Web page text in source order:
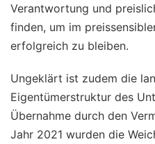
Verantwortung und
finden, um im
erfolgreich zu bleiben.
Ungeklärt ist zudem die
Eigentümerstruktur des
Übernahme durch den
Jahr 2021 wurden die